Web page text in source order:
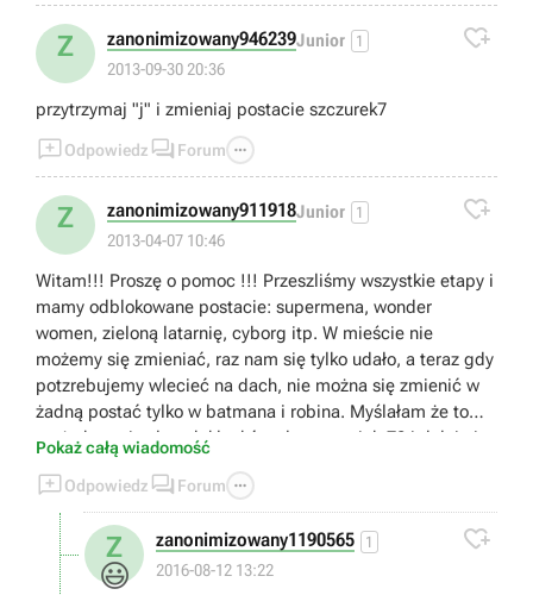
Z zanonimizowany946239Junior 1
2013-09-30 20:36

przytrzymaj "j" i zmieniaj postacie szczurek7
Odpowiedz  Forum 
Z zanonimizowany911918Junior 1
2013-04-07 10:46

Witam!!! Proszę o pomoc !!! Przeszliśmy wszystkie etapy i
mamy odblokowane postacie: supermena, wonder
women, zieloną latarnię, cyborg itp. W mieście nie
możemy się zmieniać, raz nam się tylko udało, a teraz gdy
potzrebujemy wlecieć na dach, nie można się zmienić w
żadną postać tylko w batmana i robina. Myślałam że to
może kwestia złotych klocków ale mamy ich 70 i dalej nic.
POMOCY !!!!
Pokaż całą wiadomość
Odpowiedz  Forum 
Z
😃
zanonimizowany1190565 1
2016-08-12 13:22
